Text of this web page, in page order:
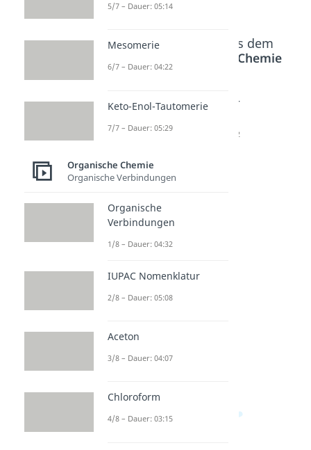
Beliebte Inhalte aus dem
Organische Chemie
Ethanol MehrweVerester
Dauer: 05:22
5/7 – Dauer: 05:14
Mesomerie
6/7 – Dauer: 04:22
Keto-Enol-Tautomerie
7/7 – Dauer: 05:29
Organische Chemie
Organische Verbindungen
Organische
Verbindungen
1/8 – Dauer: 04:32
IUPAC Nomenklatur
2/8 – Dauer: 05:08
Aceton
3/8 – Dauer: 04:07
Chloroform
4/8 – Dauer: 03:15